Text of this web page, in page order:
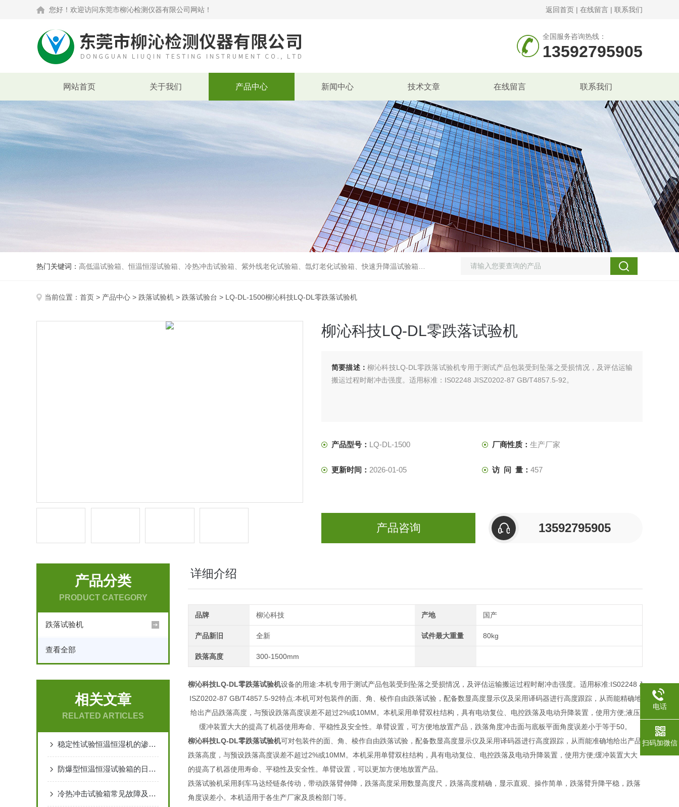
您好！欢迎访问东莞市柳沁检测仪器有限公司网站！ 返回首页 | 在线留言 | 联系我们
全国服务咨询热线：
13592795905
网站首页 关于我们 产品中心 新闻中心 技术文章 在线留言 联系我们
热门关键词： 高低温试验箱、恒温恒湿试验箱、冷热冲击试验箱、紫外线老化试验箱、氙灯老化试验箱、快速升降温试验箱、淋雨试验箱、砂尘试验箱、步入式恒温恒湿试验室、高温老化房、真空及无尘干燥试验箱、盐水喷雾试验箱、跌落试验机、电磁振动台等各类环境仪器和力学试验设备。
当前位置： 首页 > 产品中心 > 跌落试验机 > 跌落试验台 > LQ-DL-1500柳沁科技LQ-DL零跌落试验机
柳沁科技LQ-DL零跌落试验机
简要描述：柳沁科技LQ-DL零跌落试验机专用于测试产品包装受到坠落之受损情况，及评估运输
搬运过程时耐冲击强度。适用标准：IS02248 JISZ0202-87 GB/T4857.5-92。
产品型号： LQ-DL-1500 厂商性质： 生产厂家
更新时间： 2026-01-05 访 问 量： 457
产品咨询 13592795905
产品分类
PRODUCT CATEGORY
跌落试验机
查看全部
相关文章
RELATED ARTICLES
稳定性试验恒温恒湿机的渗水的原因及解决方法
防爆型恒温恒湿试验箱的日常保养细则与延寿技巧
冷热冲击试验箱常见故障及查验
详细介绍
品牌 柳沁科技 产地 国产
产品新旧 全新 试件最大重量 80kg
跌落高度 300-1500mm
柳沁科技LQ-DL零跌落试验机设备的用途:本机专用于测试产品包装受到坠落之受损情况，及评估运输搬运过程时耐冲击强度。 适用标准:IS02248 J
ISZ0202-87 GB/T4857.5-92特点:本机可对包装件的面、角、棱作自由跌落试验，配备数显高度显示仪及采用译码器进行高度跟踪，从而能精确地
给出产品跌落高度，与预设跌落高度误差不超过2%或10MM。本机采用单臂双柱结构，具有电动复位、电控跌落及电动升降装置，使用方便;液压
缓冲装置大大的提高了机器使用寿命、平稳性及安全性。单臂设置，可方便地放置产品，跌落角度冲击面与底板平面角度误差小于等于50。
柳沁科技LQ-DL零跌落试验机可对包装件的面、角、棱作自由跌落试验，配备数显高度显示仪及采用译码器进行高度跟踪，从而能准确地给出产品
跌落高度，与预设跌落高度误差不超过2%或10MM。本机采用单臂双柱结构，具有电动复位、电控跌落及电动升降装置，使用方便;缓冲装置大大
的提高了机器使用寿命、平稳性及安全性。单臂设置，可以更加方便地放置产品。
跌落试验机采用刹车马达经链条传动，带动跌落臂伸降，跌落高度采用数显高度尺，跌落高度精确，显示直观、操作简单，跌落臂升降平稳，跌落
角度误差小。本机适用于各生产厂家及质检部门等。
电话
扫码加微信